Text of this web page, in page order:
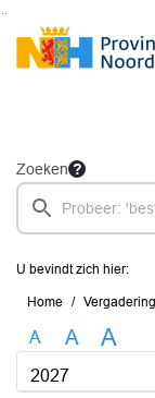
Ga naar de inhoud van
Ga naar het zoeken
Ga naar het menu
Zoeken
U bevindt zich hier:
Home
A A A
2027